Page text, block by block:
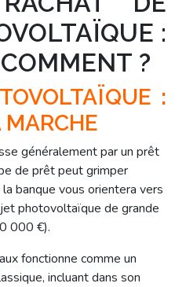
:
?
:
généralement par un prêt
de prêt peut grimper
banque vous orientera vers
photovoltaïque de grande
000 €).
fonctionne comme un
incluant dans son